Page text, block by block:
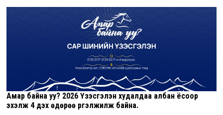
Амар байна уу? 2026 Үзэсгэлэн худалдаа албан ёсоор
эхэлж 4 дэх өдөрөө үргэлжилж байна.